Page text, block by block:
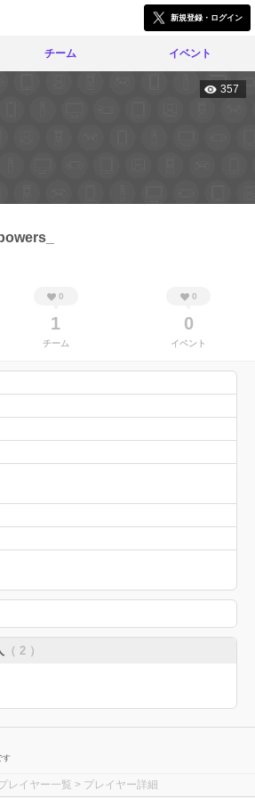
新規登録・ログイン
チーム イベント
357
0
1
チーム
0
0
イベント
（ 2 ）
す
レイヤー一覧 > プレイヤー詳細